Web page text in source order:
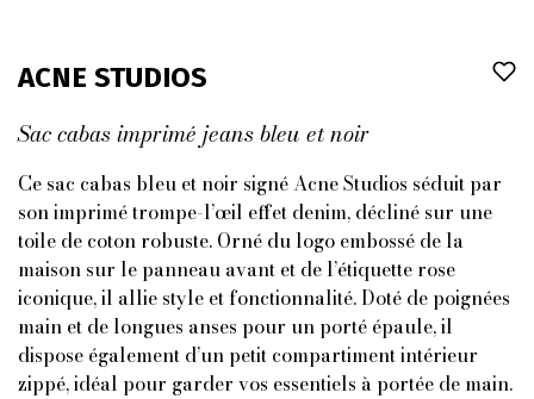
ACNE STUDIOS
Sac cabas imprimé jeans bleu et noir
Ce sac cabas bleu et noir signé Acne Studios séduit par
son imprimé trompe-l’œil effet denim, décliné sur une
toile de coton robuste. Orné du logo embossé de la
maison sur le panneau avant et de l’étiquette rose
iconique, il allie style et fonctionnalité. Doté de poignées
main et de longues anses pour un porté épaule, il
dispose également d’un petit compartiment intérieur
zippé, idéal pour garder vos essentiels à portée de main.